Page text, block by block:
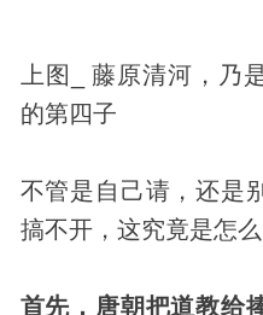
上图_ 藤原清河，乃
的第四子
不管是自己请，还是
搞不开，这究竟是怎
首先，唐朝把道教给